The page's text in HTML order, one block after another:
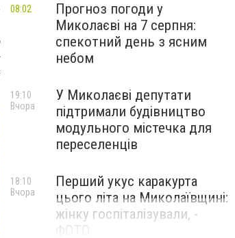
Прогноз погоди у
Миколаєві на 7 серпня:
спекотний день з ясним
небом
08:02
У Миколаєві депутати
підтримали будівництво
модульного містечка для
переселенців
19:10
Вчора
Перший укус каракурта
цього літа на Миколаївщині:
жінку госпіталізували, -
ФОТО
18:10
Вчора